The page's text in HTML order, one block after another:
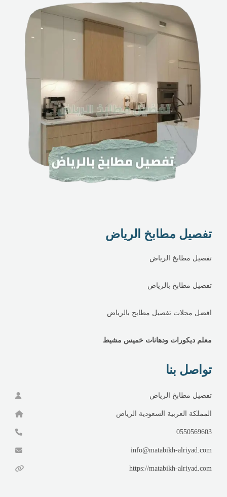
تفصيل مطابخ الرياض
تفصيل مطابخ الرياض
تفصيل مطابخ بالرياض
افضل محلات تفصيل مطابخ بالرياض
معلم ديكورات ودهانات خميس مشيط
تواصل بنا
تفصيل مطابخ الرياض
المملكة العربية السعودية الرياض
0550569603
info@matabikh-alriyad.com
https://matabikh-alriyad.com